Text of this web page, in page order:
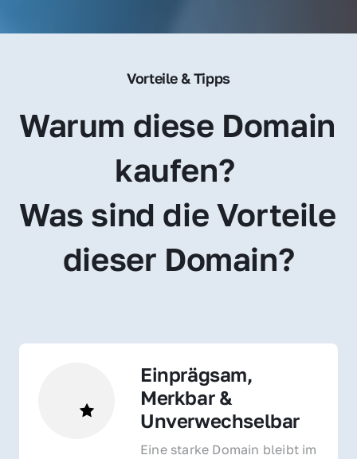
Vorteile & Tipps
Warum diese Domain
kaufen?
Was sind die Vorteile
dieser Domain?
Einprägsam,
Merkbar &
Unverwechselbar
Eine starke Domain bleibt im